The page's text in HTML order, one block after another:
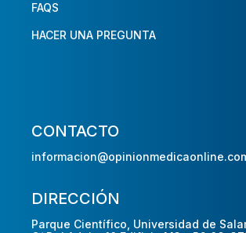
FAQS
HACER UNA PREGUNTA
CONTACTO
DIRECCIÓN
Parque Científico, Universidad de